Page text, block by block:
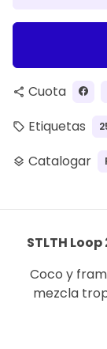
share Cuota
local_offer Etiquetas
layers Catalogar
STLTH
Coco y
mezcla